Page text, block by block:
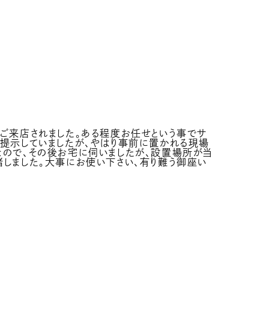
来店されました。ある程度お任せという事でサ
示していましたが、やはり事前に置かれる現場
で、その後お宅に伺いましたが、設置場所が当
ました。大事にお使い下さい、有り難う御座い